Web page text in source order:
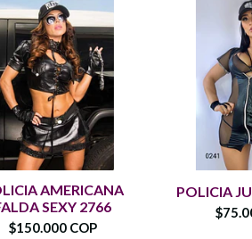
AMERICANA
SEXY 2766
$150.000 COP
POLICIA